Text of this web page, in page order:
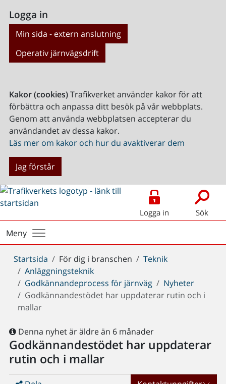
Logga in
Min sida - extern anslutning
Operativ järnvägsdrift
Kakor (cookies)Trafikverket använder kakor för att
förbättra och anpassa ditt besök på vår webbplats.
Genom att använda webbplatsen accepterar du
användandet av dessa kakor.
Läs mer om kakor och hur du avaktiverar dem
Jag förstår
Logga in Sök
Meny
Du
är
här:
Startsida För dig i branschen
Teknik
Anläggningsteknik
Godkännandeprocess för järnväg
Nyheter
Godkännandestödet har uppdaterar rutin och i
mallar
Denna nyhet är äldre än 6 månader
Godkännandestödet har uppdaterar
rutin och i mallar